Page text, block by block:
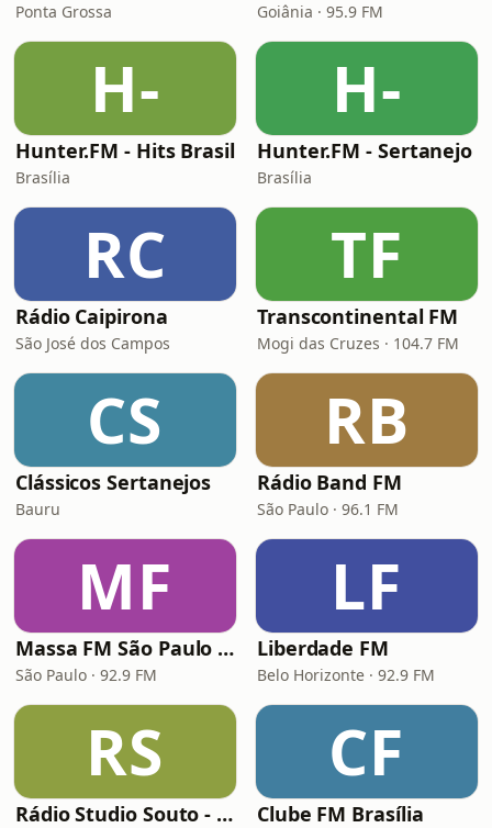
Ponta Grossa Goiânia · 95.9 FM
H-
Hunter.FM - Hits Brasil
Brasília
H-
Hunter.FM - Sertanejo
Brasília
RC
Rádio Caipirona
São José dos Campos
TF
Transcontinental FM
Mogi das Cruzes · 104.7 FM
CS
Clássicos Sertanejos
Bauru
RB
Rádio Band FM
São Paulo · 96.1 FM
MF
Massa FM São Paulo 92.9
São Paulo · 92.9 FM
LF
Liberdade FM
Belo Horizonte · 92.9 FM
RS
Rádio Studio Souto - Sertaneja
CF
Clube FM Brasília